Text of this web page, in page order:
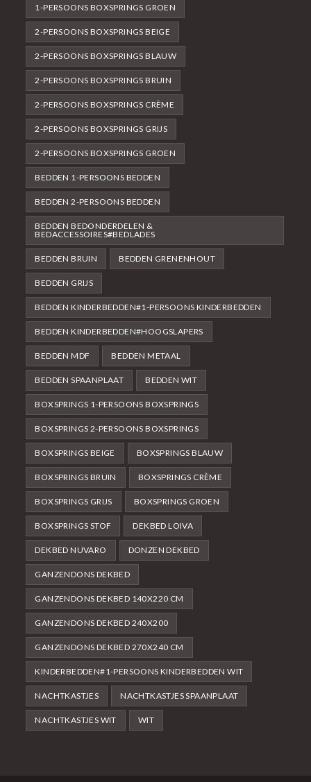
1-PERSOONS BOXSPRINGS GROEN
2-PERSOONS BOXSPRINGS BEIGE
2-PERSOONS BOXSPRINGS BLAUW
2-PERSOONS BOXSPRINGS BRUIN
2-PERSOONS BOXSPRINGS CRÈME
2-PERSOONS BOXSPRINGS GRIJS
2-PERSOONS BOXSPRINGS GROEN
BEDDEN 1-PERSOONS BEDDEN
BEDDEN 2-PERSOONS BEDDEN
BEDDEN BEDONDERDELEN &
BEDACCESSOIRES#BEDLADES
BEDDEN BRUIN BEDDEN GRENENHOUT
BEDDEN GRIJS
BEDDEN KINDERBEDDEN#1-PERSOONS KINDERBEDDEN
BEDDEN KINDERBEDDEN#HOOGSLAPERS
BEDDEN MDF BEDDEN METAAL
BEDDEN SPAANPLAAT BEDDEN WIT
BOXSPRINGS 1-PERSOONS BOXSPRINGS
BOXSPRINGS 2-PERSOONS BOXSPRINGS
BOXSPRINGS BEIGE BOXSPRINGS BLAUW
BOXSPRINGS BRUIN BOXSPRINGS CRÈME
BOXSPRINGS GRIJS BOXSPRINGS GROEN
BOXSPRINGS STOF DEKBED LOIVA
DEKBED NUVARO DONZEN DEKBED
GANZENDONS DEKBED
GANZENDONS DEKBED 140X220 CM
GANZENDONS DEKBED 240X200
GANZENDONS DEKBED 270X240 CM
KINDERBEDDEN#1-PERSOONS KINDERBEDDEN WIT
NACHTKASTJES NACHTKASTJES SPAANPLAAT
NACHTKASTJES WIT WIT